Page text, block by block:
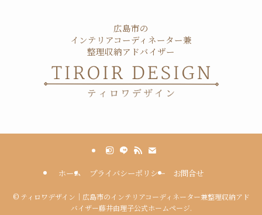
広島市の
インテリアコーディネーター兼
整理収納アドバイザー
ホーム プライバシーポリシー お問合せ
©ティロワデザイン｜広島市のインテリアコーディネーター兼整理収納アド
バイザー藤井由理子公式ホームページ.